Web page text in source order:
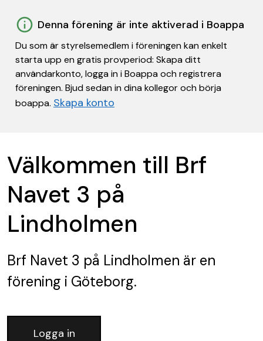
Denna förening är inte aktiverad i Boappa
Du som är styrelsemedlem i föreningen kan enkelt
starta upp en gratis provperiod: Skapa ditt
användarkonto, logga in i Boappa och registrera
föreningen. Bjud sedan in dina kollegor och börja
boappa. Skapa konto
Välkommen till Brf
Navet 3 på
Lindholmen
Brf Navet 3 på Lindholmen är en
förening i Göteborg.
Logga in